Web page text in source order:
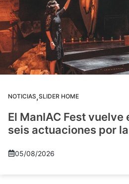
NOTICIAS,SLIDER HOME
El ManIAC Fest vuelve
seis actuaciones por
05/08/2026